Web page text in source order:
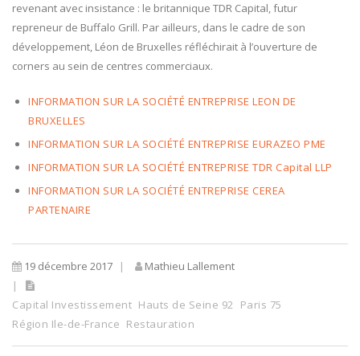
revenant avec insistance : le britannique TDR Capital, futur
repreneur de Buffalo Grill. Par ailleurs, dans le cadre de son
développement, Léon de Bruxelles réfléchirait à l’ouverture de
corners au sein de centres commerciaux.
INFORMATION SUR LA SOCIÉTÉ ENTREPRISE LEON DE
BRUXELLES
INFORMATION SUR LA SOCIÉTÉ ENTREPRISE EURAZEO PME
INFORMATION SUR LA SOCIÉTÉ ENTREPRISE TDR Capital LLP
INFORMATION SUR LA SOCIÉTÉ ENTREPRISE CEREA
PARTENAIRE
19 décembre 2017 Mathieu Lallement
Capital Investissement Hauts de Seine 92
Paris 75
Région Ile-de-France Restauration